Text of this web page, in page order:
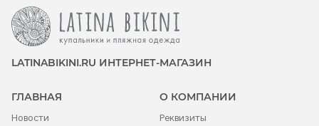
LATINABIKINI.RU ИНТЕРНЕТ-МАГАЗИН
ГЛАВНАЯ
Новости
О КОМПАНИИ
Реквизиты